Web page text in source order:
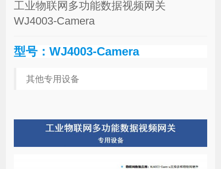
工业物联网多功能数据视频网关
WJ4003-Camera
型号：WJ4003-Camera
其他专用设备